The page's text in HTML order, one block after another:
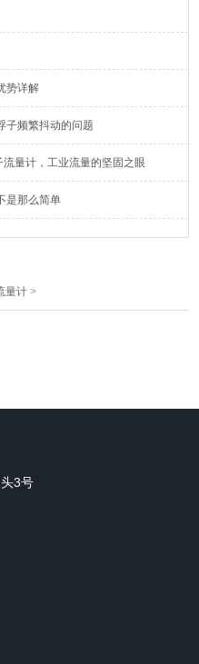
势详解
子频繁抖动的问题
量计，工业流量的坚固之眼
是那么简单
量计 >
3号